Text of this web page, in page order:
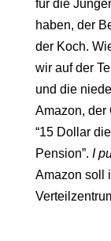
für die
haben, der
der Koch.
wir auf der
und die
Amazon, der
“15 Dollar
Pension”. I
Amazon soll